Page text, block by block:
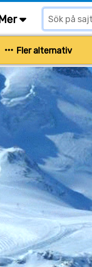
Fler alternativ